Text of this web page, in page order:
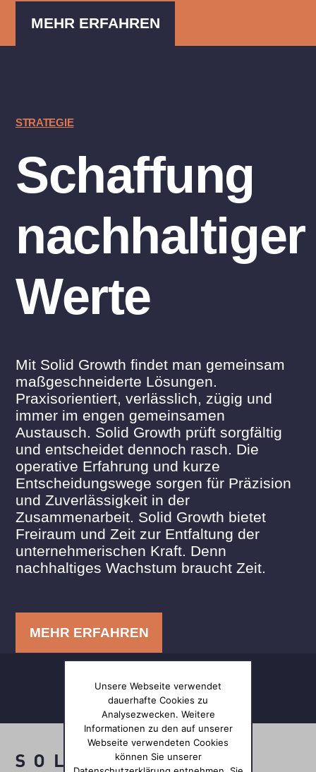
MEHR ERFAHREN
STRATEGIE
Schaffung
nachhaltiger
Werte
Mit Solid Growth findet man gemeinsam
maßgeschneiderte Lösungen.
Praxisorientiert, verlässlich, zügig und
immer im engen gemeinsamen
Austausch. Solid Growth prüft sorgfältig
und entscheidet dennoch rasch. Die
operative Erfahrung und kurze
Entscheidungswege sorgen für Präzision
und Zuverlässigkeit in der
Zusammenarbeit. Solid Growth bietet
Freiraum und Zeit zur Entfaltung der
unternehmerischen Kraft. Denn
nachhaltiges Wachstum braucht Zeit.
MEHR ERFAHREN
Unsere Webseite verwendet
dauerhafte Cookies zu
Analysezwecken. Weitere
Informationen zu den auf unserer
Webseite verwendeten Cookies
können Sie unserer